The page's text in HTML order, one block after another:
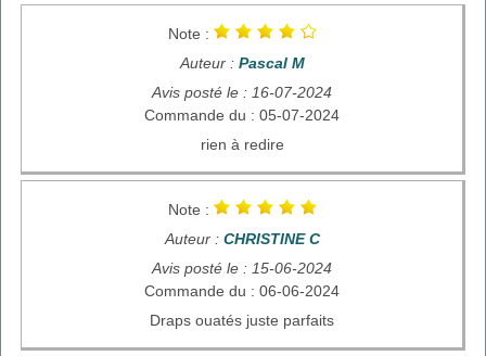
Note :
Auteur : Pascal M
Avis posté le : 16-07-2024
Commande du : 05-07-2024
rien à redire
Note :
Auteur : CHRISTINE C
Avis posté le : 15-06-2024
Commande du : 06-06-2024
Draps ouatés juste parfaits